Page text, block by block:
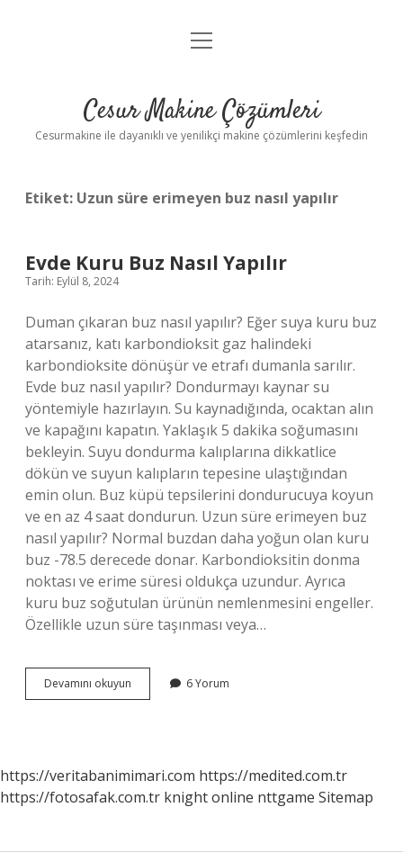
Anasayfa
Yasal Uyarı
menüyü
Cesur Makine Çözümleri
Cesurmakine ile dayanıklı ve yenilikçi makine çözümlerini keşfedin
Etiket: Uzun süre erimeyen buz nasıl yapılır
Evde Kuru Buz Nasıl Yapılır
Tarih: Eylül 8, 2024
Duman çıkaran buz nasıl yapılır? Eğer suya kuru buz
atarsanız, katı karbondioksit gaz halindeki
karbondioksite dönüşür ve etrafı dumanla sarılır.
Evde buz nasıl yapılır? Dondurmayı kaynar su
yöntemiyle hazırlayın. Su kaynadığında, ocaktan alın
ve kapağını kapatın. Yaklaşık 5 dakika soğumasını
bekleyin. Suyu dondurma kalıplarına dikkatlice
dökün ve suyun kalıpların tepesine ulaştığından
emin olun. Buz küpü tepsilerini dondurucuya koyun
ve en az 4 saat dondurun. Uzun süre erimeyen buz
nasıl yapılır? Normal buzdan daha yoğun olan kuru
buz -78.5 derecede donar. Karbondioksitin donma
noktası ve erime süresi oldukça uzundur. Ayrıca
kuru buz soğutulan ürünün nemlenmesini engeller.
Özellikle uzun süre taşınması veya…
Devamını okuyun
Kuru
6 Yorum
https://veritabanimimari.com https://medited.com.tr
https://fotosafak.com.tr knight online nttgame Sitemap